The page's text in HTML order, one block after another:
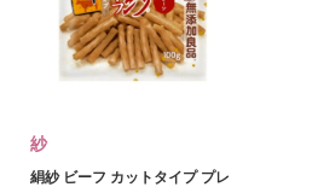
紗
絹紗 ビーフ カットタイプ プレ